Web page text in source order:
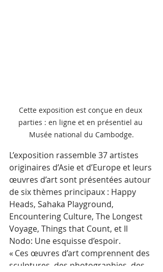
Cette exposition est conçue en deux
parties : en ligne et en présentiel au
Musée national du Cambodge.
L’exposition rassemble 37 artistes
originaires d’Asie et d’Europe et leurs
œuvres d’art sont présentées autour
de six thèmes principaux : Happy
Heads, Sahaka Playground,
Encountering Culture, The Longest
Voyage, Things that Count, et Il
Nodo: Une esquisse d’espoir.
« Ces œuvres d’art comprennent des
sculptures, des photographies, des